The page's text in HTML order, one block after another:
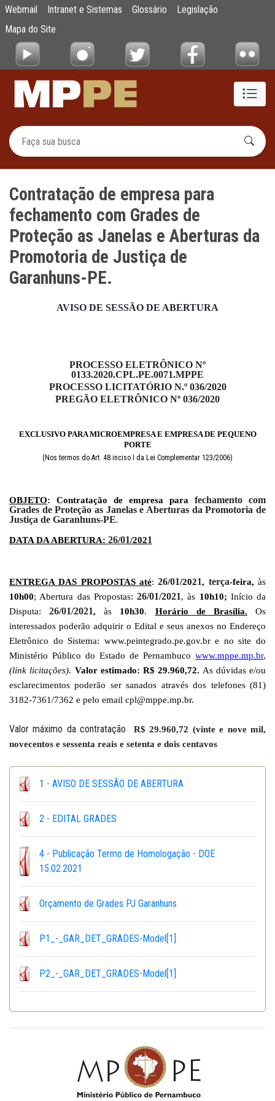
Pular para o Conteúdo principal
Contratação de empresa para fechamento
Webmail Intranet e Sistemas Glossário
Legislação
Mapa do Site
Contratação de empresa para
fechamento com Grades de
Proteção as Janelas e Aberturas da
Promotoria de Justiça de
Garanhuns-PE.
AVISO DE SESSÃO DE ABERTURA
PROCESSO ELETRÔNICO Nº
0133.2020.CPL.PE.0071.MPPE
PROCESSO LICITATÓRIO N.º 036/2020
PREGÃO ELETRÔNICO Nº 036/2020
EXCLUSIVO PARA MICROEMPRESA E EMPRESA DE PEQUENO
PORTE
(Nos termos do Art. 48 inciso I da Lei Complementar 123/2006)
OBJETO: Contratação de empresa para fechamento com
Grades de Proteção as Janelas e Aberturas da Promotoria de
Justiça de Garanhuns-PE.
DATA DA ABERTURA: 26/01/2021
ENTREGA DAS PROPOSTAS até:26/01/2021, terça-feira, às
10h00; Abertura das Propostas: 26/01/2021, às 10h10; Início da
Disputa:26/01/2021,às 10h30. Horário de Brasília. Os
interessados poderão adquirir o Edital e seus anexos no Endereço
Eletrônico do Sistema: www.peintegrado.pe.gov.br e no site do
Ministério Público do Estado de Pernambuco www.mppe.mp.br,
(link licitações). Valor estimado: R$ 29.960,72. As dúvidas e/ou
esclarecimentos poderão ser sanados através dos telefones (81)
3182-7361/7362 e pelo email cpl@mppe.mp.br.
Valor máximo da contratação R$ 29.960,72 (vinte e nove mil,
novecentos e sessenta reais e setenta e dois centavos
1 - AVISO DE SESSÃO DE ABERTURA
2 - EDITAL GRADES
4 - Publicação Termo de Homologação - DOE
15.02.2021
Orçamento de Grades PJ Garanhuns
P1_-_GAR_DET_GRADES-Model[1]
P2_-_GAR_DET_GRADES-Model[1]